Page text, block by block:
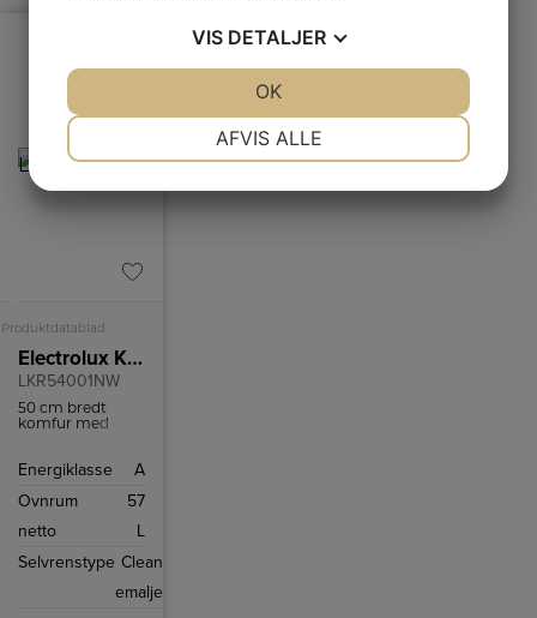
Produktdatablad
Electrolux Keramisk komfur
LKR54001NW
50 cm bredt
komfur med
perfekt til
måltider eller
Energiklasse
A
Ovnrum
netto
57
L
Selvrenstype Clean
emalje
VIS DETALJER
AFVIS ALLE
OK